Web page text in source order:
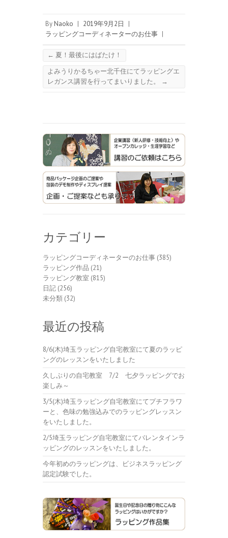
By Naoko | 2019年9月2日
|
ラッピングコーディネーターのお仕事 |
← 夏！最後にはばたけ！
よみうりかるちゃー北千住にてラッピングエ
レガンス講習を行ってまいりました。
→
カテゴリー
ラッピングコーディネーターのお仕事 (385)
ラッピング作品 (21)
ラッピング教室 (815)
日記 (256)
未分類 (32)
最近の投稿
8/6(木)埼玉ラッピング自宅教室にて夏のラッピ
ングのレッスンをいたしました
久しぶりの自宅教室 7/2 七夕ラッピングでお
楽しみ～
3/5(木)埼玉ラッピング自宅教室にてプチフラワ
ーと、色味の勉強込みでのラッピングレッスン
をいたしました。
2/5埼玉ラッピング自宅教室にてバレンタインラ
ッピングのレッスンをいたしました。
今年初めのラッピングは、ビジネスラッピング
認定試験でした。